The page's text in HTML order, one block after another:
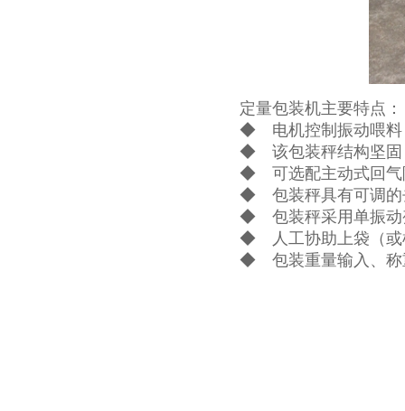
定量包装机主要特点：
◆ 电机控制振动喂料
◆ 该包装秤结构坚固
◆ 可选配主动式回气
◆ 包装秤具有可调的
◆ 包装秤采用单振动
◆ 人工协助上袋（或
◆ 包装重量输入、称